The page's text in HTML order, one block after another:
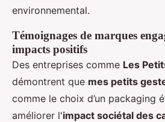
environnemental.
Témoignages de marques
impacts positifs
Des entreprises comme Les
démontrent que mes petits
comme le choix d’un packaging
améliorer l'impact sociétal des